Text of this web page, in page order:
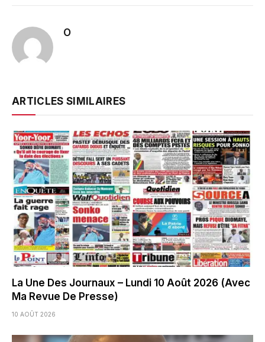
O
ARTICLES SIMILAIRES
La Une Des Journaux – Lundi 10 Août 2026 (Avec
Ma Revue De Presse)
10 AOÛT 2026